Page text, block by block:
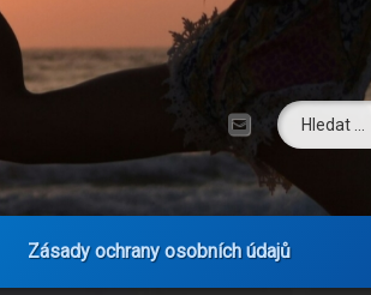
Tel: E-mail
Vyhledávání
Zásady ochrany osobních údajů